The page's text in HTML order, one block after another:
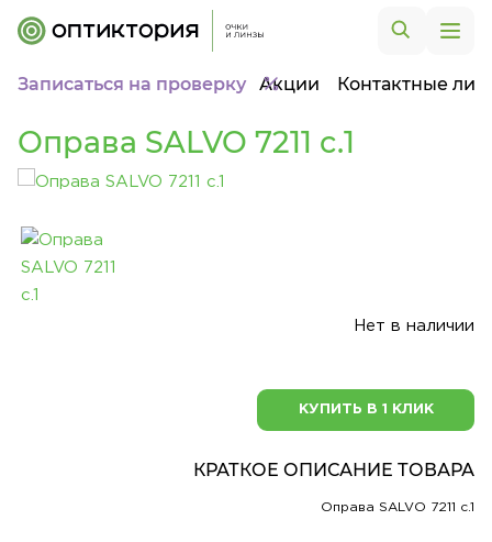
Записаться на проверку Акции Контактные
Оправа SALVO 7211 c.1
Нет в наличии
КУПИТЬ В 1 КЛИК
КРАТКОЕ ОПИСАНИЕ ТОВАРА
Оправа SALVO 7211 c.1